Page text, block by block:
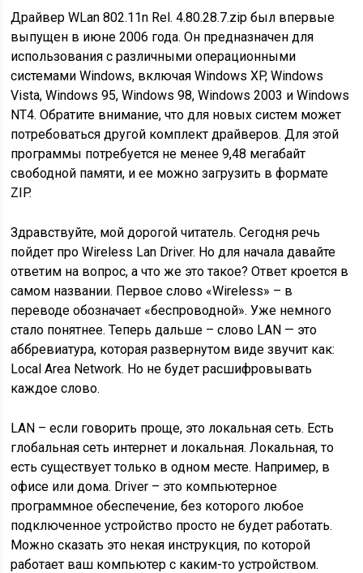
Драйвер WLan 802.11n Rel. 4.80.28.7.zip был впервые
выпущен в июне 2006 года. Он предназначен для
использования с различными операционными
системами Windows, включая Windows XP, Windows
Vista, Windows 95, Windows 98, Windows 2003 и Windows
NT4. Обратите внимание, что для новых систем может
потребоваться другой комплект драйверов. Для этой
программы потребуется не менее 9,48 мегабайт
свободной памяти, и ее можно загрузить в формате
ZIP.
Здравствуйте, мой дорогой читатель. Сегодня речь
пойдет про Wireless Lan Driver. Но для начала давайте
ответим на вопрос, а что же это такое? Ответ кроется в
самом названии. Первое слово «Wireless» – в
переводе обозначает «беспроводной». Уже немного
стало понятнее. Теперь дальше – слово LAN — это
аббревиатура, которая развернутом виде звучит как:
Local Area Network. Но не будет расшифровывать
каждое слово.
LAN – если говорить проще, это локальная сеть. Есть
глобальная сеть интернет и локальная. Локальная, то
есть существует только в одном месте. Например, в
офисе или дома. Driver – это компьютерное
программное обеспечение, без которого любое
подключенное устройство просто не будет работать.
Можно сказать это некая инструкция, по которой
работает ваш компьютер с каким-то устройством.